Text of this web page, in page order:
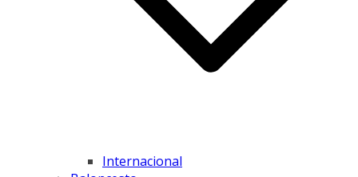
Internacional